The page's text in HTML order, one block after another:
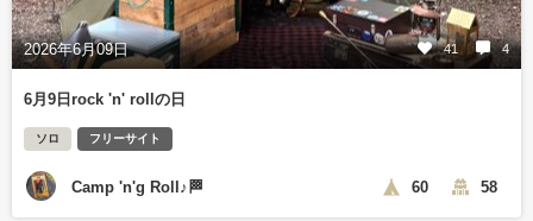
2026年6月09日 41 4
6月9日rock 'n' rollの日
ソロ フリーサイト
Camp 'n'g Roll♪🏁 60 58